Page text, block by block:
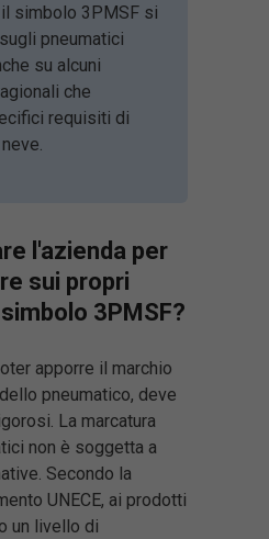
simbolo 3PMSF si
pneumatici
su alcuni
che
requisiti di
l'azienda per
sui propri
3PMSF?
apporre il marchio
pneumatico, deve
La marcatura
non è soggetta a
Secondo la
UNECE, ai prodotti
un livello di